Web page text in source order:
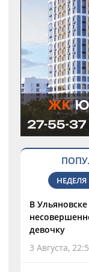
НЕДЕЛЯ
В
девочку
3 Августа,